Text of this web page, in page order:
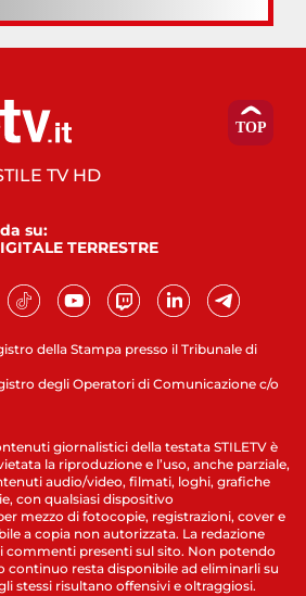
della Stampa presso il Tribunale di
degli Operatori di Comunicazione c/o
TV HD
su:
TERRESTRE
giornalistici della testata STILETV è
la riproduzione e l’uso, anche parziale,
audio/video, filmati, loghi, grafiche
con qualsiasi dispositivo
mezzo di fotocopie, registrazioni, cover e
a copia non autorizzata. La redazione
commenti presenti sul sito. Non potendo
continuo resta disponibile ad eliminarli su
stessi risultano offensivi e oltraggiosi.